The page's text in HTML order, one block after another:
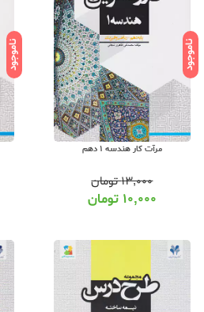
ناموجود
مرآت کار هندسه 1 دهم
۱۳,۰۰۰تومان
۱۰,۰۰۰ تومان
ناموجود